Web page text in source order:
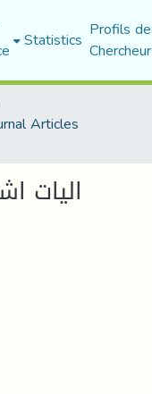
Statistics Profils
Articles
اليات